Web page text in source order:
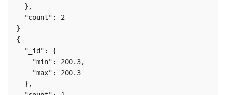
  },
  "count": 2
}
{
  "_id": {
    "min": 200.3,
    "max": 200.3
  },